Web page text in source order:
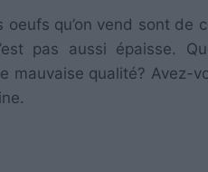
qu’on vend sont de
pas aussi épaisse.
mauvaise qualité? Avez-